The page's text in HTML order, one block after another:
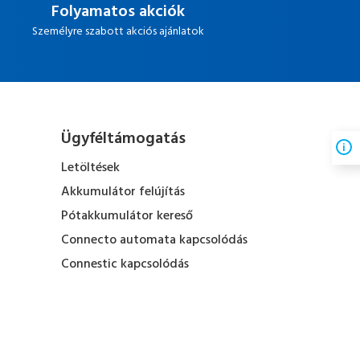
Folyamatos akciók
Személyre szabott akciós ajánlatok
Ügyféltámogatás
Letöltések
Akkumulátor felújítás
Pótakkumulátor kereső
Connecto automata kapcsolódás
Connestic kapcsolódás